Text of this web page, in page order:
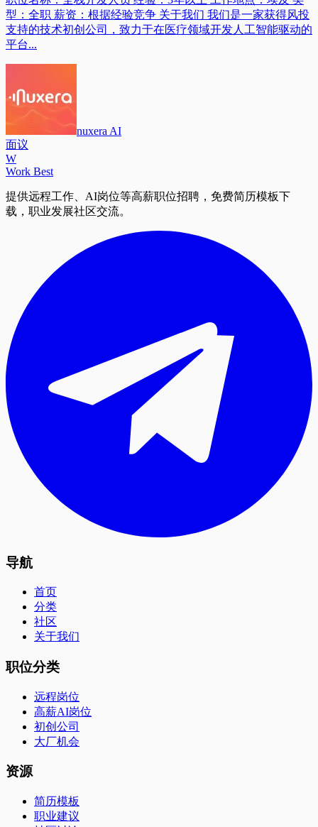
型：全职 薪资：根据经验竞争 关于我们 我们是一家获得风投
支持的技术初创公司，致力于在医疗领域开发人工智能驱动的
平台...
nuxera AI
面议
W
Work Best
提供远程工作、AI岗位等高薪职位招聘，免费简历模板下
载，职业发展社区交流。
导航
首页
分类
社区
关于我们
职位分类
远程岗位
高薪AI岗位
初创公司
大厂机会
资源
简历模板
职业建议